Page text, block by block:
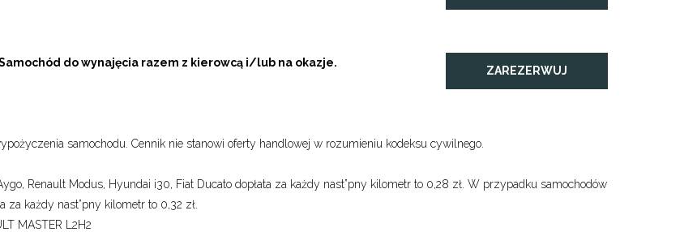
do wynajęcia razem z kierowcą i/lub na okazje.
ZAREZERWUJ
samochodu. Cennik nie stanowi oferty handlowej w rozumieniu kodeksu cywilnego.
Renault Modus, Hyundai i30, Fiat Ducato dopłata za każdy nast”pny kilometr to 0,28 zł. W przypadku samochodów
za każdy nast”pny kilometr to 0,32 zł.
MASTER L2H2